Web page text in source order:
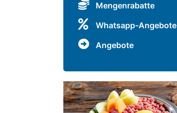
Mengenrabatte
Whatsapp-Angebote
Angebote